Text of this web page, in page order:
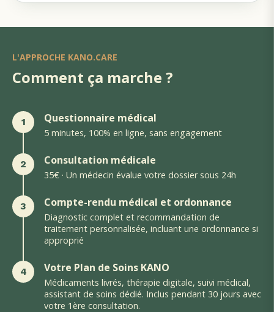
L'APPROCHE KANO.CARE
Comment ça marche ?
1 Questionnaire médical
5 minutes, 100% en ligne, sans engagement
2 Consultation médicale
35€ · Un médecin évalue votre dossier sous 24h
3 Compte-rendu médical et ordonnance
Diagnostic complet et recommandation de
traitement personnalisée, incluant une ordonnance si
approprié
4 Votre Plan de Soins KANO
Médicaments livrés, thérapie digitale, suivi médical,
assistant de soins dédié. Inclus pendant 30 jours avec
votre 1ère consultation.